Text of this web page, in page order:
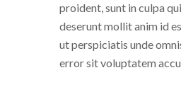
proident, sunt in culpa
deserunt mollit anim id
ut perspiciatis unde
error sit voluptatem